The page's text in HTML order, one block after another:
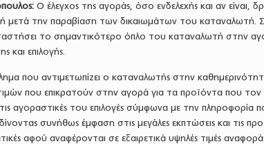
Ο έλεγχος της αγοράς, όσο ενδελεχής και αν είναι,
μετά την παραβίαση των δικαιωμάτων του καταναλωτή.
το σημαντικότερο όπλο του καταναλωτή στην
και επιλογής.
που αντιμετωπίζει ο καταναλωτής στην
που επικρατούν στην αγορά για τα προϊόντα που τον
αγοραστικές του επιλογές σύμφωνα με την πληροφορία
συνήθως έμφαση στις μεγάλες εκπτώσεις και τις
αφού αναφέρονται σε εξαιρετικά υψηλές τιμές